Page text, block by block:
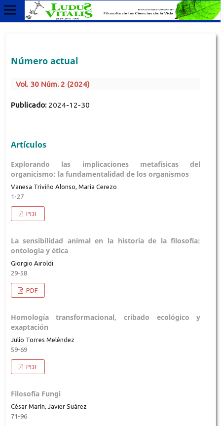
Número actual
Vol. 30 Núm. 2 (2024)
Publicado: 2024-12-30
Artículos
Explorando las implicaciones metafísicas del
organicismo: la fundamentalidad de los organismos
Vanesa Triviño Alonso, María Cerezo
1-27
PDF
La sensibilidad animal en la historia de la filosofía:
ontología y ética
Giorgio Airoldi
29-58
PDF
Homología transformacional, cribado ecológico y
exaptación
Julio Torres Meléndez
59-69
PDF
Filosofía Fungi
César Marín, Javier Suárez
71-96